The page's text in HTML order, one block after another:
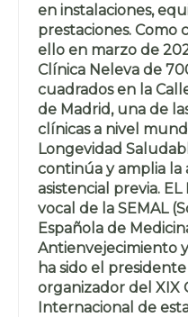
en instalaciones,
prestaciones. Como
ello en marzo de
Clínica Neleva de
cuadrados en la
de Madrid, una de
clínicas a nivel
Longevidad
continúa y amplia la
asistencial previa.
vocal de la SEMAL
Española de
Antienvejecimiento
ha sido el
organizador del XIX
Internacional de